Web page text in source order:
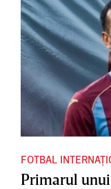
FOTBAL
Primarul